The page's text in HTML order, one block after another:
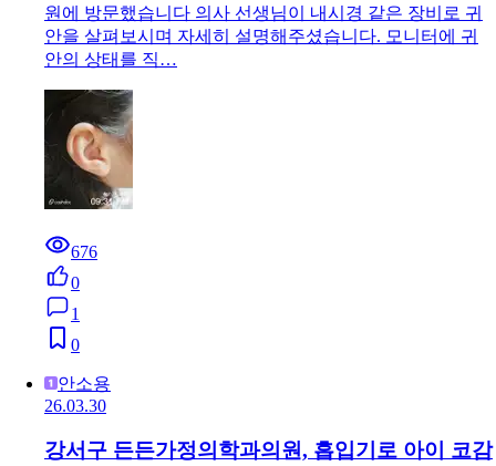
원에 방문했습니다 의사 선생님이 내시경 같은 장비로 귀
안을 살펴보시며 자세히 설명해주셨습니다. 모니터에 귀
안의 상태를 직…
676
0
1
0
안소용
26.03.30
강서구 든든가정의학과의원, 흡입기로 아이 코감